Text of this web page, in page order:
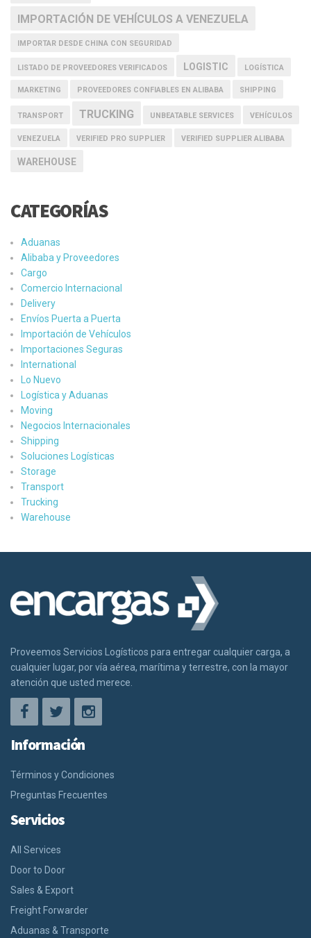
IMPORTACIÓN DE VEHÍCULOS A VENEZUELA
IMPORTAR DESDE CHINA CON SEGURIDAD
LISTADO DE PROVEEDORES VERIFICADOS LOGISTIC LOGÍSTICA
MARKETING PROVEEDORES CONFIABLES EN ALIBABA SHIPPING
TRANSPORT TRUCKING UNBEATABLE SERVICES VEHÍCULOS
VENEZUELA VERIFIED PRO SUPPLIER VERIFIED SUPPLIER ALIBABA
WAREHOUSE
CATEGORÍAS
Aduanas
Alibaba y Proveedores
Cargo
Comercio Internacional
Delivery
Envíos Puerta a Puerta
Importación de Vehículos
Importaciones Seguras
International
Lo Nuevo
Logística y Aduanas
Moving
Negocios Internacionales
Shipping
Soluciones Logísticas
Storage
Transport
Trucking
Warehouse
Proveemos Servicios Logísticos para entregar cualquier carga, a
cualquier lugar, por vía aérea, marítima y terrestre, con la mayor
atención que usted merece.
Información
Términos y Condiciones
Preguntas Frecuentes
Servicios
All Services
Door to Door
Sales & Export
Freight Forwarder
Aduanas & Transporte